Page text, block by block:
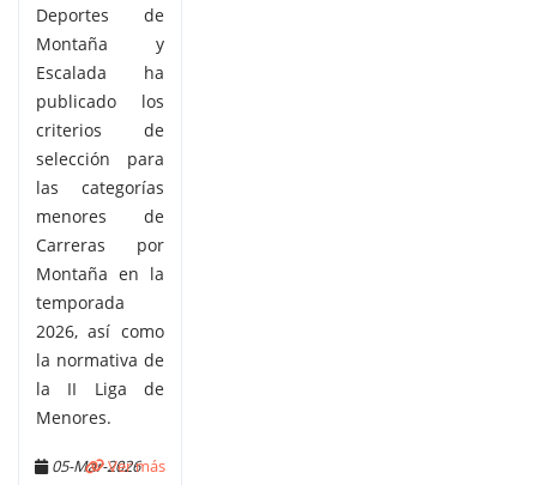
Deportes de
Montaña y
Escalada ha
publicado los
criterios de
selección para
las categorías
menores de
Carreras por
Montaña en la
temporada
2026, así como
la normativa de
la II Liga de
Menores.
05-Mar-2026
Ver más